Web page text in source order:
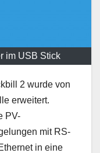
im USB Stick
2 wurde von
erweitert.
PV-
mit RS-
in eine